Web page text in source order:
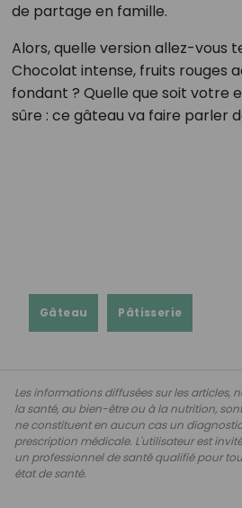
de partage en famille.
Alors, quelle version allez-vous
Chocolat intense, fruits rouges
fondant ? Quelle que soit votre
sûre : ce gâteau va faire parler
Gâteau Pâtisserie
Les informations diffusées sur les articles,
la santé, au bien-être ou à la nutrition,
ne constituent en aucun cas un
prescription médicale. L'utilisateur est
un professionnel de santé qualifié pour
état de santé.